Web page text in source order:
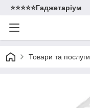
⭐️⭐️⭐️⭐️⭐️Гаджетаріум
Товари та послуги